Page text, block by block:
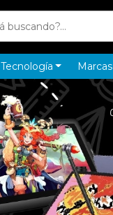
Tecnología Marcas